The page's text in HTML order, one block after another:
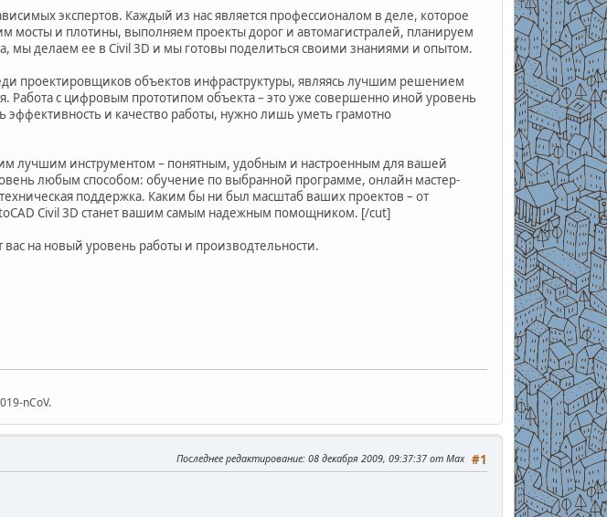
экспертов. Каждый из нас является профессионалом в деле, которое
мосты и плотины, выполняем проекты дорог и автомагистралей, планируем
мы делаем ее в Civil 3D и мы готовы поделиться своими знаниями и опытом.
проектировщиков объектов инфраструктуры, являясь лучшим решением
Работа с цифровым прототипом объекта – это уже совершенно иной уровень
и качество работы, нужно лишь уметь грамотно
лучшим инструментом – понятным, удобным и настроенным для вашей
любым способом: обучение по выбранной программе, онлайн мастер-
поддержка. Каким бы ни был масштаб ваших проектов – от
Civil 3D станет вашим самым надежным помощником. [/cut]
на новый уровень работы и производтельности.
nCoV.
#1
Последнее редактирование: 08 декабря 2009, 09:37:37 от Max